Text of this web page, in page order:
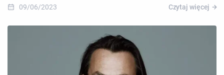
09/06/2023 Czytaj więcej